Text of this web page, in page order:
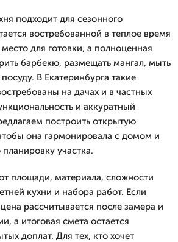
подходит для сезонного
востребованной в теплое время
для готовки, а полноценная
барбекю, размещать мангал, мыть
В Екатеринбурга такие
на дачах и в частных
и аккуратный
построить открытую
она гармонировала с домом и
участка.
площади, материала, сложности
кухни и набора работ. Если
рассчитывается после замера и
а итоговая смета остается
доплат. Для тех, кто хочет